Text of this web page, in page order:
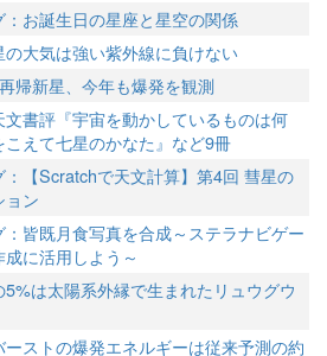
：お誕生日の星座と星空の関係
の大気は強い紫外線に負けない
帰新星、今年も爆発を観測
文書評『宇宙を動かしているものは何
こえて七星のかなた』など9冊
：【Scratchで天文計算】第4回 彗星の
ョン
皆既月食写真を合成～ステラナビゲー
成に活用しよう～
は太陽系外縁で生まれたリュウグウ
ーストの爆発エネルギーは従来予測の約